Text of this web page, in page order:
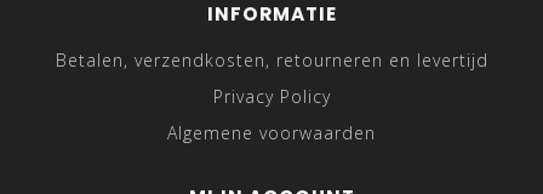
INFORMATIE
Betalen, verzendkosten, retourneren en levertijd
Privacy Policy
Algemene voorwaarden